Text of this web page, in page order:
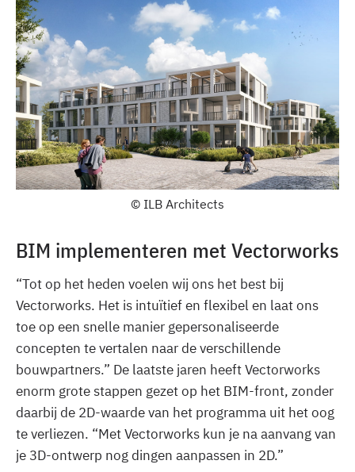
© ILB Architects
BIM implementeren met Vectorworks
“Tot op het heden voelen wij ons het best bij
Vectorworks. Het is intuïtief en flexibel en laat ons
toe op een snelle manier gepersonaliseerde
concepten te vertalen naar de verschillende
bouwpartners.” De laatste jaren heeft Vectorworks
enorm grote stappen gezet op het BIM-front, zonder
daarbij de 2D-waarde van het programma uit het oog
te verliezen. “Met Vectorworks kun je na aanvang van
je 3D-ontwerp nog dingen aanpassen in 2D.”